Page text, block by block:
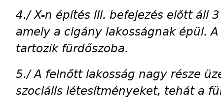
4./ X-n építés ill. befejezés előtt áll
amely a cigány lakosságnak épül.
tartozik fürdőszoba.
5./ A felnőtt lakosság nagy része
szociális létesítményeket, tehát a